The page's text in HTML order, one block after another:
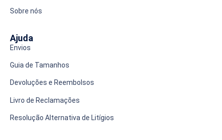
Sobre nós
Ajuda
Envios
Guia de Tamanhos
Devoluções e Reembolsos
Livro de Reclamações
Resolução Alternativa de Litígios